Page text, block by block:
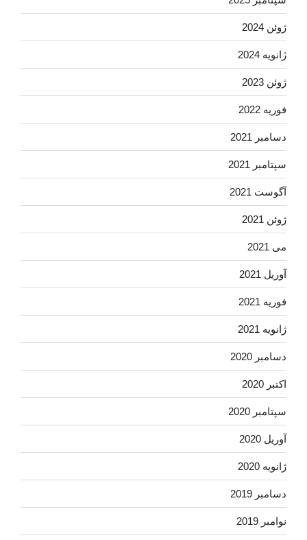
ژوئن 2024
ژانویه 2024
ژوئن 2023
فوریه 2022
دسامبر 2021
سپتامبر 2021
آگوست 2021
ژوئن 2021
می 2021
آوریل 2021
فوریه 2021
ژانویه 2021
دسامبر 2020
اکتبر 2020
سپتامبر 2020
آوریل 2020
ژانویه 2020
دسامبر 2019
نوامبر 2019